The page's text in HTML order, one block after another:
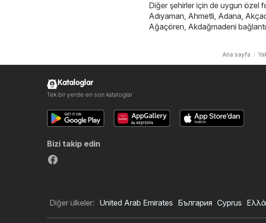
Diğer şehirler için de uygun özel
Adıyaman, Ahmetli, Adana,
Ağaçören, Akdağmadeni
Ana sayfa
Kataloglar
Tek bir yerde en son kataloglar
Bizi takip edin
Diğer ülkeler: United Arab Emirates България Cyprus